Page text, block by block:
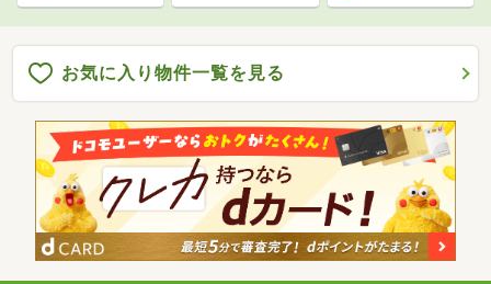
お気に入り物件一覧を見る